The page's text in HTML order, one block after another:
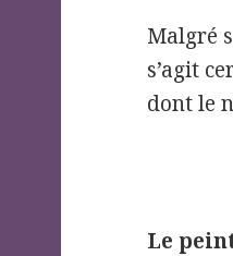
Malgré
s’agit
dont le
Le